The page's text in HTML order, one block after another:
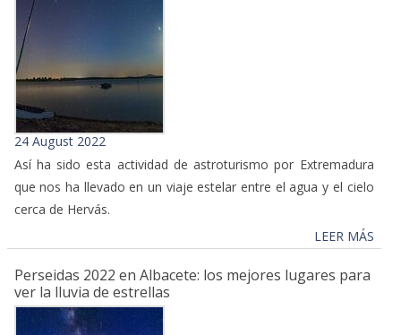
24 August 2022
Así ha sido esta actividad de astroturismo por Extremadura
que nos ha llevado en un viaje estelar entre el agua y el cielo
cerca de Hervás.
LEER MÁS
Perseidas 2022 en Albacete: los mejores lugares para
ver la lluvia de estrellas